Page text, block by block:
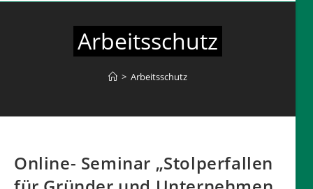
Arbeitsschutz
> Arbeitsschutz
Online- Seminar „Stolperfallen